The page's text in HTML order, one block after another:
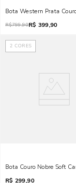
Bota Western Prata
R$799,90R$ 399,90
2 CORES
Bota
R$ 299,90